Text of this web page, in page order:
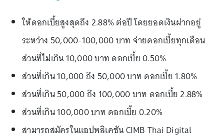
ให้ดอกเบี้ยสูงสุดถึง 2.88% ต่อปี โดยยอดเงินฝากอยู่
ระหว่าง 50,000-100,000 บาท จ่ายดอกเบี้ยทุกเดือน
ส่วนที่ไม่เกิน 10,000 บาท ดอกเบี้ย 0.50%
ส่วนที่เกิน 10,000 ถึง 50,000 บาท ดอกเบี้ย 1.80%
ส่วนที่เกิน 50,000 ถึง 100,000 บาท ดอกเบี้ย 2.88%
ส่วนที่เกิน 100,000 บาท ดอกเบี้ย 0.20%
สามารถสมัครในแอปพลิเคชัน CIMB Thai Digital